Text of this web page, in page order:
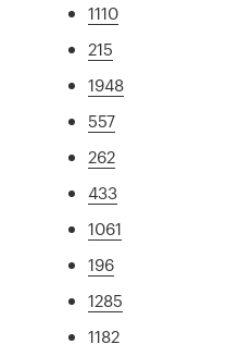
1110
215
1948
557
262
433
1061
196
1285
1182